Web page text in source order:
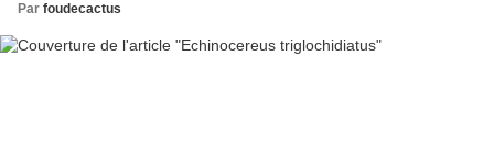
Par foudecactus